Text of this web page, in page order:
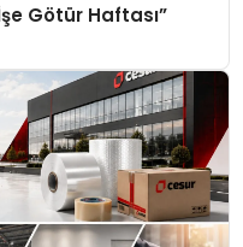
Götür Haftası”